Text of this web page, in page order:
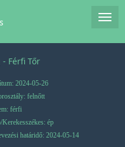
Férfi Tőr
2024-05-26
felnőtt
férfi
Kerekesszékes: ép
határidő: 2024-05-14